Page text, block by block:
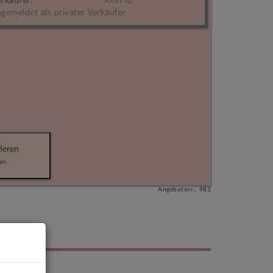
als privater Verkäufer
Angebotsnr.: 983